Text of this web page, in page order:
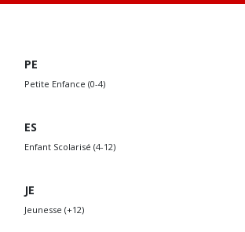
PE
Petite Enfance (0-4)
ES
Enfant Scolarisé (4-12)
JE
Jeunesse (+12)